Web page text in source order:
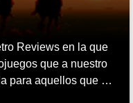
Reviews en la que
que a nuestro
para aquellos que …